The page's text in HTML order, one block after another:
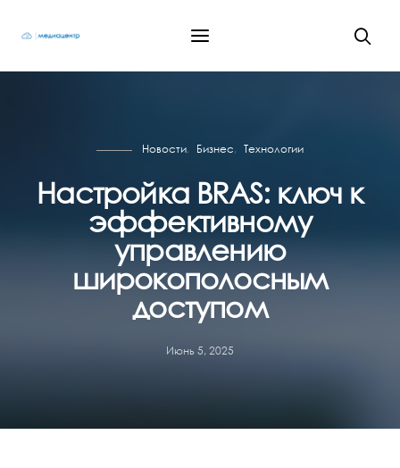
Новости Бизнес Технологии
Настройка BRAS: ключ к
эффективному
управлению
широкополосным
доступом
Июнь 5, 2025